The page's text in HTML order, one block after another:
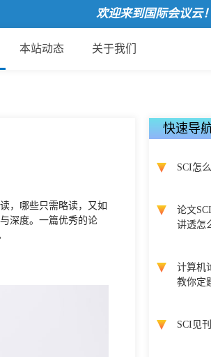
欢迎来到国际会议云！
本站动态 关于我们
，哪些只需略读，又如
深度。一篇优秀的论
快速导
SCI怎
论文
讲透怎
计算机
教你定
SCI见